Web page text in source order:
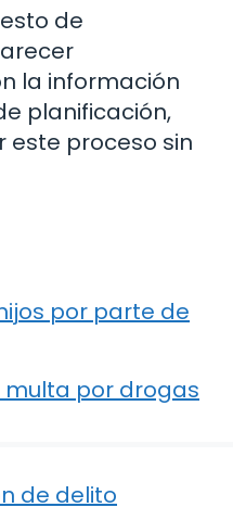
de
la información
planificación,
este proceso sin
por parte de
multa por drogas
de delito